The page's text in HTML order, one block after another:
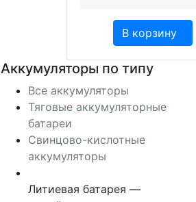
В корзину
Аккумуляторы по типу
Все аккумуляторы
Тяговые аккумуляторные
батареи
Свинцово-кислотные
аккумуляторы
Литиевая батарея —